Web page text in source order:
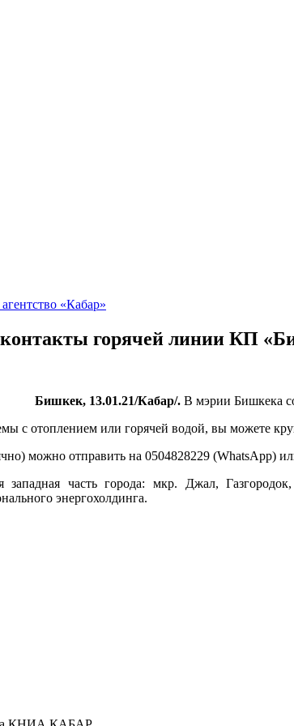
горячей линии КП
Бишкек, 13.01.21/Кабар/. В мэрии Бишкека
с отоплением или горячей водой, вы можете
можно отправить на 0504828229 (WhatsApp)
западная часть города: мкр. Джал,
энергохолдинга.